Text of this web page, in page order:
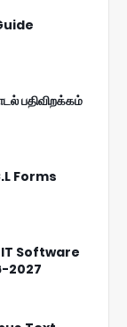
பதிவிறக்கம்
Forms
Software
2027